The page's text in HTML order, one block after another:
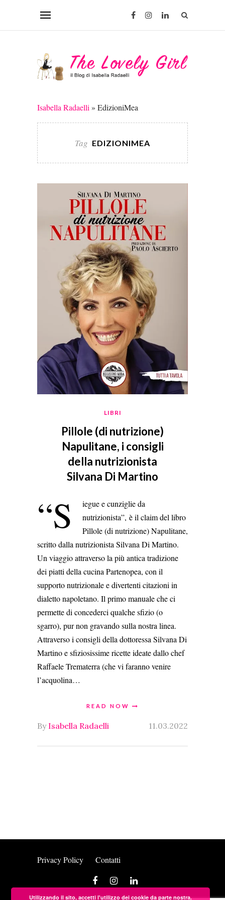
Isabella Radaelli » EdizioniMea
Tag EDIZIONIMEA
LIBRI
Pillole (di nutrizione)
Napulitane, i consigli
della nutrizionista
Silvana Di Martino
“S
iegue e cunziglie da
nutrizionista”, è il claim del libro
Pillole (di nutrizione) Napulitane,
scritto dalla nutrizionista Silvana Di Martino.
Un viaggio attraverso la più antica tradizione
dei piatti della cucina Partenopea, con il
supporto nutrizionale e divertenti citazioni in
dialetto napoletano. Il primo manuale che ci
permette di concederci qualche sfizio (o
sgarro), pur non gravando sulla nostra linea.
Attraverso i consigli della dottoressa Silvana Di
Martino e sfiziosissime ricette ideate dallo chef
Raffaele Trematerra (che vi faranno venire
l’acquolina…
READ NOW
By Isabella Radaelli 11.03.2022
Privacy Policy Contatti
Utilizzando il sito, accetti l'utilizzo dei cookie da parte nostra.